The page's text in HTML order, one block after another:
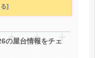
の屋台情報をチェ